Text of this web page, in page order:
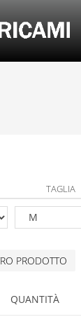
TAGLIA
PRODOTTO
QUANTITÀ